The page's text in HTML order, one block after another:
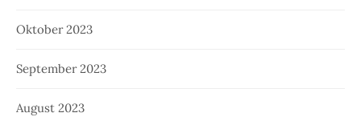
Oktober 2023
September 2023
August 2023